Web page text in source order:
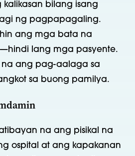
bilang isang
ng pagpapagaling.
ang mga bata na
lang mga pasyente.
na ang pag-aalaga sa
sa buong pamilya.
na ang pisikal na
ospital at ang kapakanan